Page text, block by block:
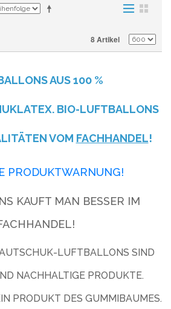
8 Artikel
AUS100 %
BIO-LUFTBALLONS
VOM FACHHANDEL!
PRODUKTWARNUNG!
KAUFT MAN BESSER IM
LUFTBALLONS SIND
NACHHALTIGE PRODUKTE.
PRODUKT DES GUMMIBAUMES.